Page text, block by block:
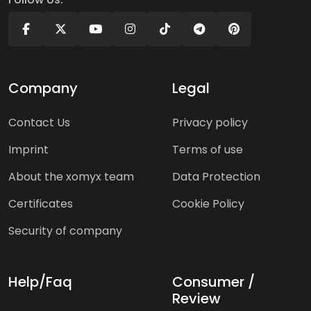
Company
Contact Us
Imprint
About the xomyx team
Certificates
Security of company
Legal
Privacy policy
Terms of use
Data Protection
Cookie Policy
Help/Faq
Consumer /
Review